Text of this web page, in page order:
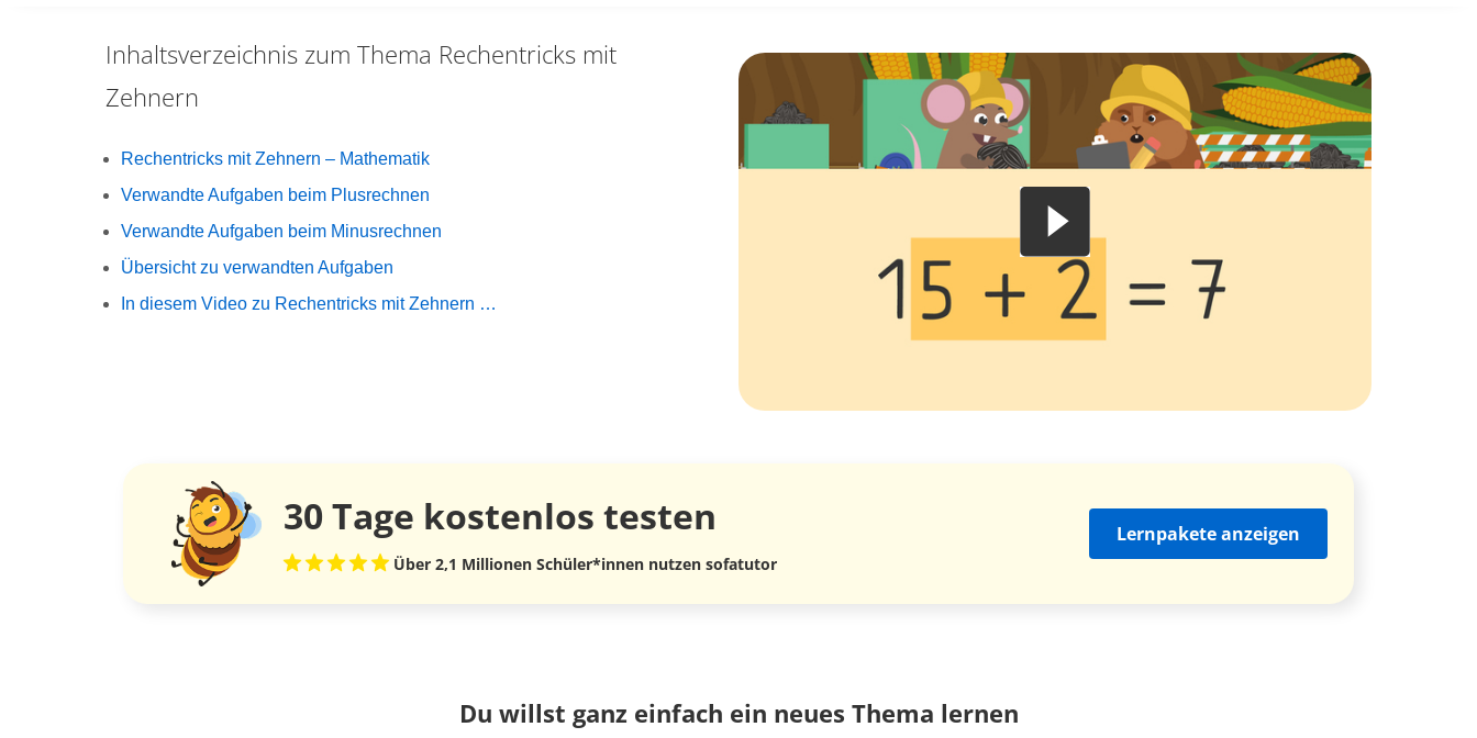
Inhaltsverzeichnis zum Thema Rechentricks mit
Zehnern
Rechentricks mit Zehnern – Mathematik
Verwandte Aufgaben beim Plusrechnen
Verwandte Aufgaben beim Minusrechnen
Übersicht zu verwandten Aufgaben
In diesem Video zu Rechentricks mit Zehnern …
30 Tage kostenlos testen
Über 2,1 Millionen Schüler*innen nutzen sofatutor
Lernpakete anzeigen
Du willst ganz einfach ein neues Thema lernen